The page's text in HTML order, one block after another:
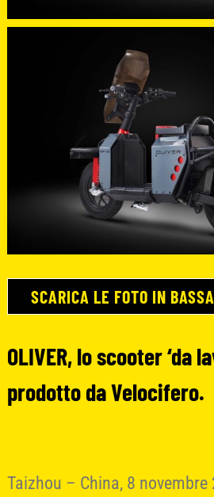
SCARICA LE FOTO IN
OLIVER, lo scooter ‘da
prodotto da Velocifero.
Taizhou – China, 8 novembre